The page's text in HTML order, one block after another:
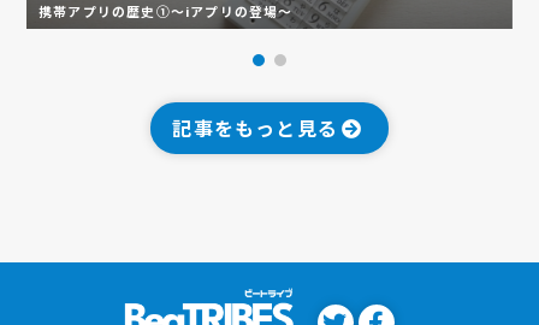
携帯アプリの歴史①～iアプリの登場～
記事をもっと見る